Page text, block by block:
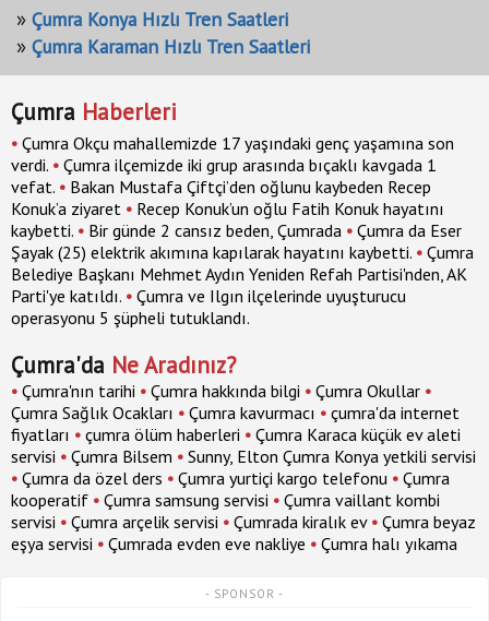
» Çumra Konya Hızlı Tren Saatleri
» Çumra Karaman Hızlı Tren Saatleri
Çumra Haberleri
• Çumra Okçu mahallemizde 17 yaşındaki genç yaşamına son
verdi. • Çumra ilçemizde iki grup arasında bıçaklı kavgada 1
vefat. • Bakan Mustafa Çiftçi’den oğlunu kaybeden Recep
Konuk’a ziyaret • Recep Konuk’un oğlu Fatih Konuk hayatını
kaybetti. • Bir günde 2 cansız beden, Çumrada • Çumra da Eser
Şayak (25) elektrik akımına kapılarak hayatını kaybetti. • Çumra
Belediye Başkanı Mehmet Aydın Yeniden Refah Partisi'nden, AK
Parti'ye katıldı. • Çumra ve Ilgın ilçelerinde uyuşturucu
operasyonu 5 şüpheli tutuklandı.
Çumra'da Ne Aradınız?
• Çumra'nın tarihi • Çumra hakkında bilgi • Çumra Okullar •
Çumra Sağlık Ocakları • Çumra kavurmacı • çumra'da internet
fiyatları • çumra ölüm haberleri • Çumra Karaca küçük ev aleti
servisi • Çumra Bilsem • Sunny, Elton Çumra Konya yetkili servisi
• Çumra da özel ders • Çumra yurtiçi kargo telefonu • Çumra
kooperatif • Çumra samsung servisi • Çumra vaillant kombi
servisi • Çumra arçelik servisi • Çumrada kiralık ev • Çumra beyaz
eşya servisi • Çumrada evden eve nakliye • Çumra halı yıkama
- SPONSOR -